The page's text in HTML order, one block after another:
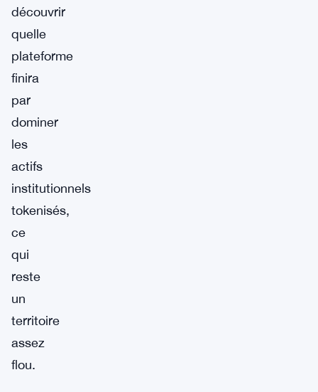
découvrir
quelle
plateforme
finira
par
dominer
les
actifs
institutionnels
tokenisés,
ce
qui
reste
un
territoire
assez
flou.